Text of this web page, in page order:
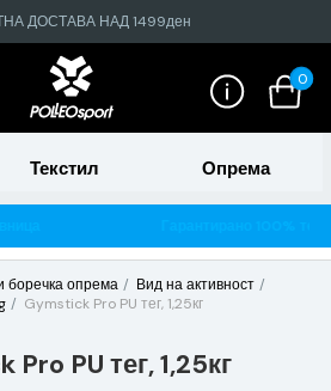
ДОСТАВА НАД 1499ден
0
Текстил Опрема
боречка опрема
Вид на активност
Gymstick Pro PU тег, 1,25кг
PU тег, 1,25кг